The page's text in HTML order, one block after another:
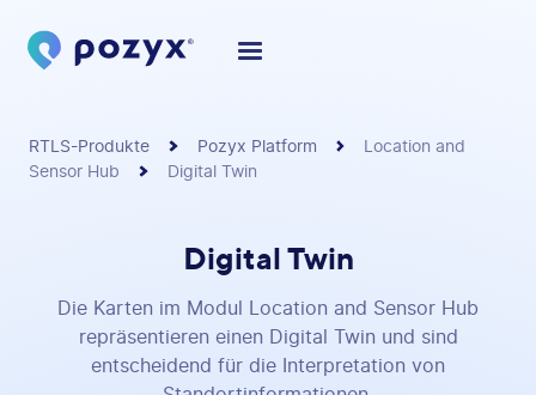
RTLS-Produkte Pozyx Platform
Location and
Sensor Hub
Digital Twin
Digital Twin
Die Karten im Modul Location and Sensor Hub
repräsentieren einen Digital Twin und sind
entscheidend für die Interpretation von